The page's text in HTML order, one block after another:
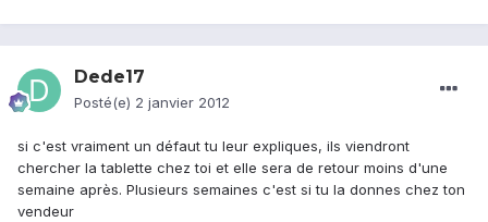
Dede17
Posté(e) 2 janvier 2012
si c'est vraiment un défaut tu leur expliques, ils viendront
chercher la tablette chez toi et elle sera de retour moins d'une
semaine après. Plusieurs semaines c'est si tu la donnes chez ton
vendeur